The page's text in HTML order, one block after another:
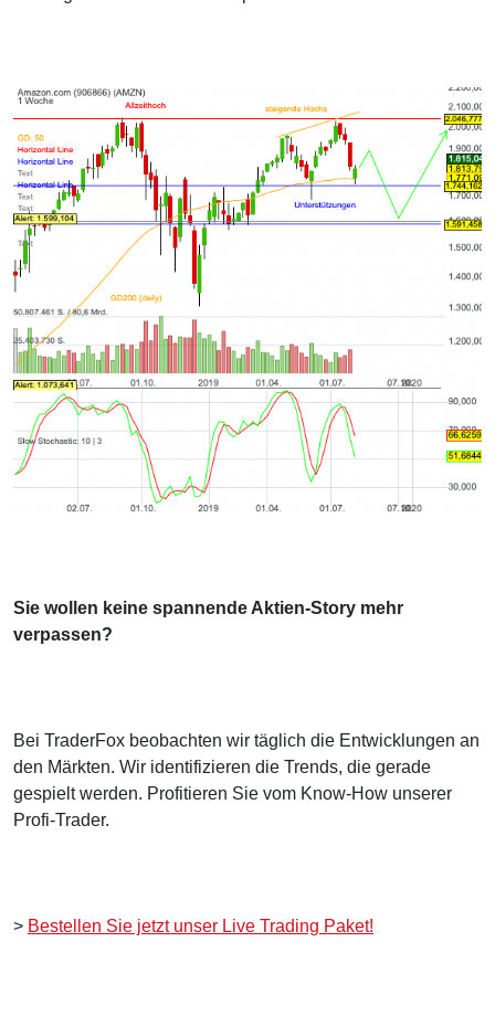
Sie wollen keine spannende Aktien-Story mehr
verpassen?
Bei TraderFox beobachten wir täglich die Entwicklungen an
den Märkten. Wir identifizieren die Trends, die gerade
gespielt werden. Profitieren Sie vom Know-How unserer
Profi-Trader.
> Bestellen Sie jetzt unser Live Trading Paket!